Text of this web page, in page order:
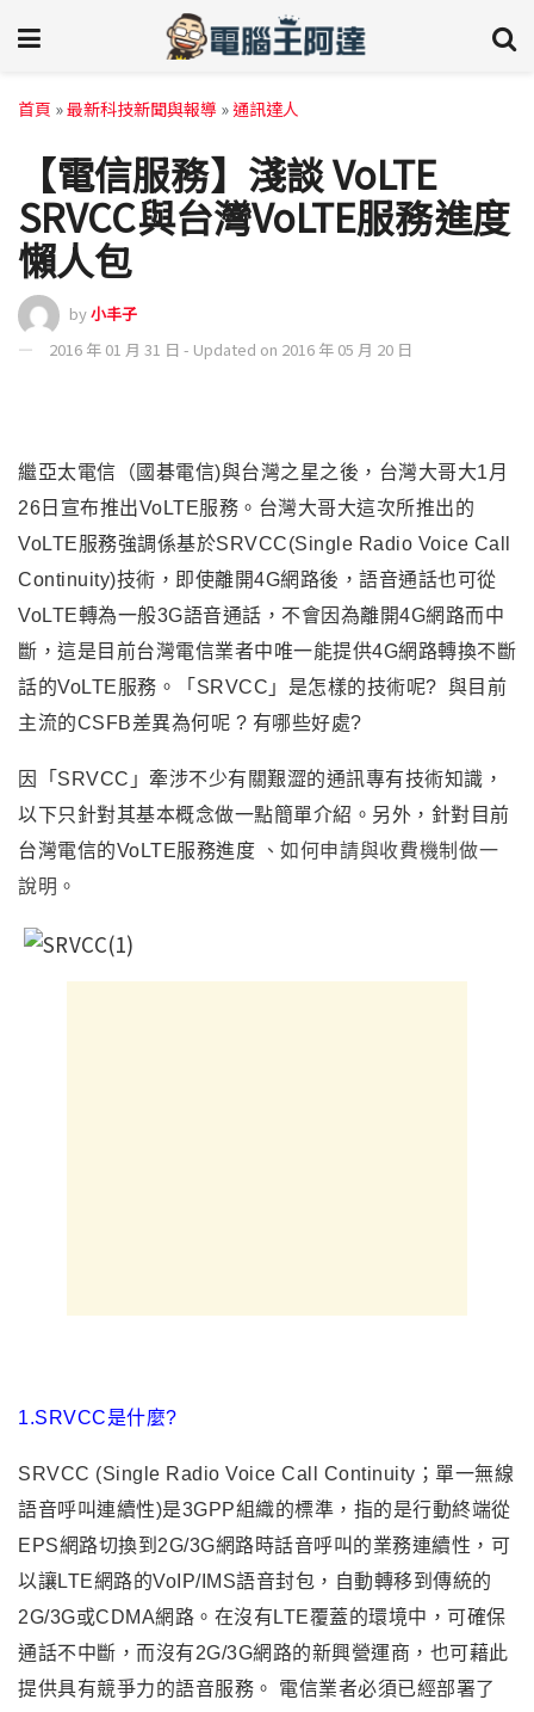
首頁 »最新科技新聞與報導 »通訊達人
【電信服務】淺談 VoLTE
SRVCC與台灣VoLTE服務進度
懶人包
by小丰子
2016 年 01 月 31 日 - Updated on 2016 年 05 月 20 日
繼亞太電信（國碁電信)與台灣之星之後，台灣大哥大1月
26日宣布推出VoLTE服務 。 台灣大哥大這次所推出的
VoLTE服務強調係基於SRVCC(Single Radio Voice Call
Continuity)技術，即使離開4G網路後，語音通話也可從
VoLTE轉為一般3G語音通話，不會因為離開4G網路而中
斷，這是目前台灣電信業者中唯一能提供4G網路轉換不斷
話的VoLTE服務。
「 SRVCC 」 是怎樣的技術呢? 與目前
主流的CSFB差異為何呢 ? 有哪些好處?
因 「 SRVCC 」 牽涉不少有關艱澀的通訊專有技術知識，
以下只針對其基本概念做一點簡單介紹 。另外 ，針對 目前
台灣電信的VoLTE服務進度
、如何申請與收費機制做一
說明 。
1.SRVCC是什麼?
SRVCC (Single Radio Voice Call Continuity； 單一無線
語音呼叫連續性)是3GPP組織的標準， 指的是行動終端從
EPS網路切換到2G/3G網路時話音呼叫的業務連續性 ， 可
以讓LTE網路的VoIP/IMS語音封包，自動轉移到傳統的
2G/3G或CDMA網路 。 在沒有LTE覆蓋的環境中，可確保
通話不中斷，而沒有2G/3G網路的新興營運商，也可藉此
提供具有競爭力的語音服務。
電信業者必須已經部署了